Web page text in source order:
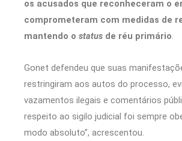
os acusados que reconheceram o
comprometeram com medidas de
mantendo o status de réu primário.
Gonet defendeu que suas
restringiram aos autos do processo,
vazamentos ilegais e comentários
respeito ao sigilo judicial foi sempre
modo absoluto”, acrescentou.